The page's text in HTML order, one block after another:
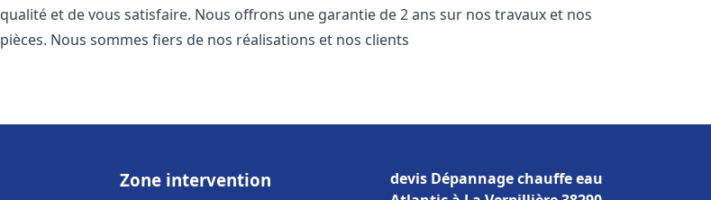
qualité et de vous satisfaire. Nous offrons une garantie de 2 ans sur nos travaux et nos
pièces. Nous sommes fiers de nos réalisations et nos clients
Zone intervention
devis Dépannage chauffe eau